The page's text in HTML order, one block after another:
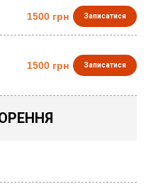
1500 грн Записатися
1500 грн Записатися